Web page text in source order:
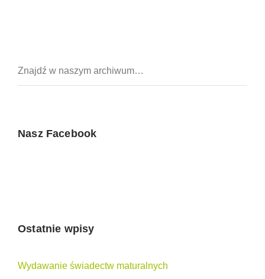
Nasz Facebook
Ostatnie wpisy
Wydawanie świadectw maturalnych